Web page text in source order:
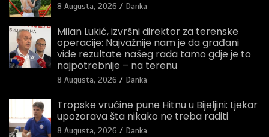
8 Augusta, 2026 Danka
Milan Lukić, izvršni direktor za terenske
operacije: Najvažnije nam je da građani
vide rezultate našeg rada tamo gdje je to
najpotrebnije – na terenu
8 Augusta, 2026 Danka
Tropske vrućine pune Hitnu u Bijeljini: Ljekar
upozorava šta nikako ne treba raditi
8 Augusta, 2026 Danka